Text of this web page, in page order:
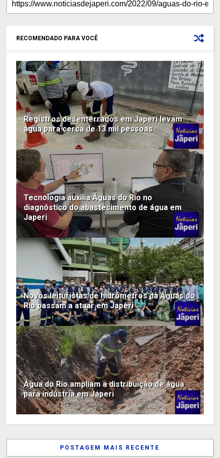
RECOMENDADO PARA VOCÊ
Registros desenterrados em Japeri levam
água para cerca de 13 mil pessoas
Tecnologia auxilia Águas do Rio no
diagnóstico do abastecimento de água em
Japeri
Novos leituristas de hidrômetros da Águas do
Rio passam a atuar em Japeri
Água do Rio ampliam a distribuição de água
para indústria em Japeri
POSTAGEM MAIS RECENTE